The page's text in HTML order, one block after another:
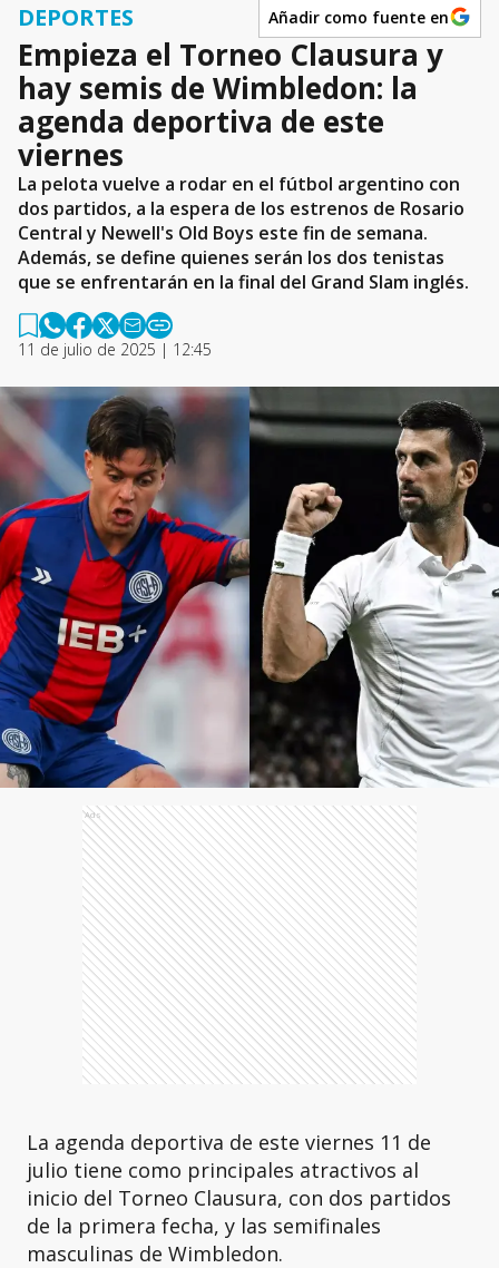
DEPORTES Añadir como fuente en
Empieza el Torneo Clausura y
hay semis de Wimbledon: la
agenda deportiva de este
viernes
La pelota vuelve a rodar en el fútbol argentino con
dos partidos, a la espera de los estrenos de Rosario
Central y Newell's Old Boys este fin de semana.
Además, se define quienes serán los dos tenistas
que se enfrentarán en la final del Grand Slam inglés.
11 de julio de 2025 | 12:45
Ads
La agenda deportiva de este viernes 11 de
julio tiene como principales atractivos al
inicio del Torneo Clausura, con dos partidos
de la primera fecha, y las semifinales
masculinas de Wimbledon.